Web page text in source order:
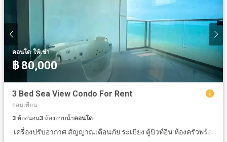
คอนโด·ให้เช่า
฿ 80,000
3 Bed Sea View Condo For Rent
จอมเทียน
3 ห้องนอน3 ห้องอาบน้ำคอนโด
·เครื่องปรับอากาศ·สัญญาณเตือนภัย·ระเบียง·ตู้บิวท์อิน·ห้องครัวพร้อมอุ